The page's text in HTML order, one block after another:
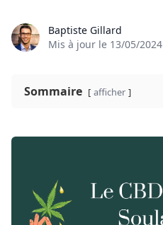
Baptiste Gillard
Mis à jour le 13/05/2024
Sommaire afficher